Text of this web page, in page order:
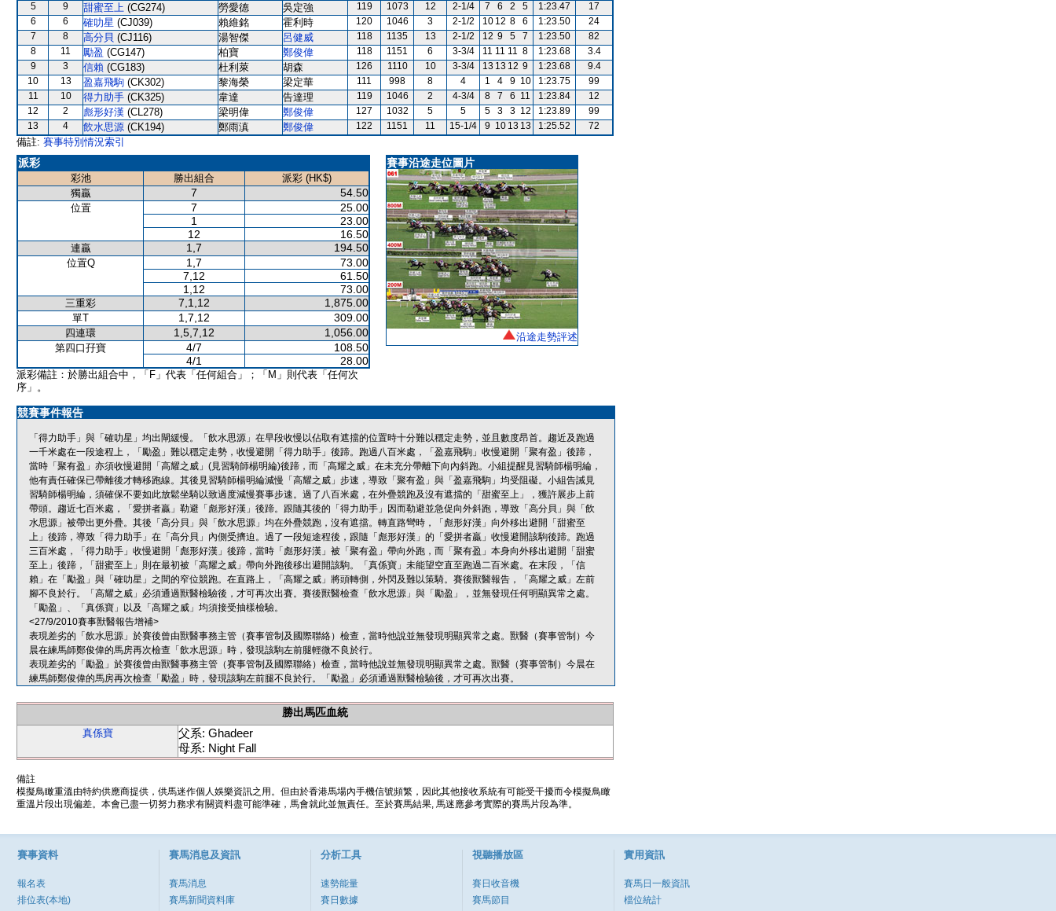
5
9 甜蜜至上 (CG274) 勞愛德 吳定強 119 1073 12 2-1/4 7 6 2 5 1:23.47
17
6
6 確叻星 (CJ039) 賴維銘 霍利時 120 1046 3 2-1/2 10 12 8 6 1:23.50
24
7
8 高分貝 (CJ116) 湯智傑 呂健威 118 1135 13 2-1/2 12 9 5 7 1:23.50
82
8
11 勵盈 (CG147) 柏寶 鄭俊偉 118 1151 6 3-3/4 11 11 11 8 1:23.68
3.4
9
3 信賴 (CG183) 杜利萊 胡森 126 1110 10 3-3/4 13 13 12 9 1:23.68
9.4
10
13 盈嘉飛駒 (CK302) 黎海榮 梁定華 111 998 8 4 1 4 9 10 1:23.75
99
11
10 得力助手 (CK325) 韋達 告達理 119 1046 2 4-3/4 8 7 6 11 1:23.84
12
12
2 彪形好漢 (CL278) 梁明偉 鄭俊偉 127 1032 5 5 5 3 3 12 1:23.89
99
13
4 飲水思源 (CK194) 鄭雨滇 鄭俊偉 122 1151 11 15-1/4 9 10 13 13 1:25.52 72
備註: 賽事特別情況索引
派彩
彩池 勝出組合
派彩 (HK$)
獨贏
7 54.50
位置 7
25.00
1
23.00
12
16.50
連贏 1,7 194.50
位置Q 1,7
73.00
7,12
61.50
1,12
73.00
三重彩 7,1,12 1,875.00
單T 1,7,12 309.00
四連環 1,5,7,12 1,056.00
第四口孖寶 4/7
108.50
4/1
28.00
派彩備註：於勝出組合中，「F」代表「任何組合」；「M」則代表「任何次
序」。
賽事沿途走位圖片
沿途走勢評述
競賽事件報告
「得力助手」與「確叻星」均出閘緩慢。「飲水思源」在早段收慢以佔取有遮擋的位置時十分難以穩定走勢，並且數度昂首。趨近及跑過
一千米處在一段途程上，「勵盈」難以穩定走勢，收慢避開「得力助手」後蹄。跑過八百米處，「盈嘉飛駒」收慢避開「聚有盈」後蹄，
當時「聚有盈」亦須收慢避開「高耀之威」(見習騎師楊明綸)後蹄，而「高耀之威」在未充分帶離下向內斜跑。小組提醒見習騎師楊明綸，
他有責任確保已帶離後才轉移跑線。其後見習騎師楊明綸減慢「高耀之威」步速，導致「聚有盈」與「盈嘉飛駒」均受阻礙。小組告誡見
習騎師楊明綸，須確保不要如此放鬆坐騎以致過度減慢賽事步速。過了八百米處，在外疊競跑及沒有遮擋的「甜蜜至上」，獲許展步上前
帶頭。趨近七百米處，「愛拼者贏」勒避「彪形好漢」後蹄。跟隨其後的「得力助手」因而勒避並急促向外斜跑，導致「高分貝」與「飲
水思源」被帶出更外疊。其後「高分貝」與「飲水思源」均在外疊競跑，沒有遮擋。轉直路彎時，「彪形好漢」向外移出避開「甜蜜至
上」後蹄，導致「得力助手」在「高分貝」內側受擠迫。過了一段短途程後，跟隨「彪形好漢」的「愛拼者贏」收慢避開該駒後蹄。跑過
三百米處，「得力助手」收慢避開「彪形好漢」後蹄，當時「彪形好漢」被「聚有盈」帶向外跑，而「聚有盈」本身向外移出避開「甜蜜
至上」後蹄，「甜蜜至上」則在最初被「高耀之威」帶向外跑後移出避開該駒。「真係寶」未能望空直至跑過二百米處。在末段，「信
賴」在「勵盈」與「確叻星」之間的窄位競跑。在直路上，「高耀之威」將頭轉側，外閃及難以策騎。賽後獸醫報告，「高耀之威」左前
腳不良於行。「高耀之威」必須通過獸醫檢驗後，才可再次出賽。賽後獸醫檢查「飲水思源」與「勵盈」，並無發現任何明顯異常之處。
「勵盈」、「真係寶」以及「高耀之威」均須接受抽樣檢驗。
<27/9/2010賽事獸醫報告增補>
表現差劣的「飲水思源」於賽後曾由獸醫事務主管（賽事管制及國際聯絡）檢查，當時他說並無發現明顯異常之處。獸醫（賽事管制）今
晨在練馬師鄭俊偉的馬房再次檢查「飲水思源」時，發現該駒左前腿輕微不良於行。
表現差劣的「勵盈」於賽後曾由獸醫事務主管（賽事管制及國際聯絡）檢查，當時他說並無發現明顯異常之處。獸醫（賽事管制）今晨在
練馬師鄭俊偉的馬房再次檢查「勵盈」時，發現該駒左前腿不良於行。「勵盈」必須通過獸醫檢驗後，才可再次出賽。
勝出馬匹血統
真係寶
父系: Ghadeer
母系: Night Fall
備註
模擬鳥瞰重溫由特約供應商提供，供馬迷作個人娛樂資訊之用。但由於香港馬場內手機信號頻繁，因此其他接收系統有可能受干擾而令模擬鳥瞰
重溫片段出現偏差。本會已盡一切努力務求有關資料盡可能準確，馬會就此並無責任。至於賽馬結果, 馬迷應參考實際的賽馬片段為準。
賽事資料
報名表
排位表(本地)
賽馬消息及資訊
賽馬消息
賽馬新聞資料庫
分析工具
速勢能量
賽日數據
視聽播放區
賽日收音機
賽馬節目
實用資訊
賽馬日一般資訊
檔位統計